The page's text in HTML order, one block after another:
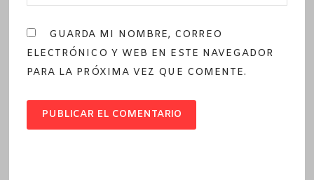
GUARDA MI NOMBRE, CORREO
ELECTRÓNICO Y WEB EN ESTE NAVEGADOR
PARA LA PRÓXIMA VEZ QUE COMENTE.